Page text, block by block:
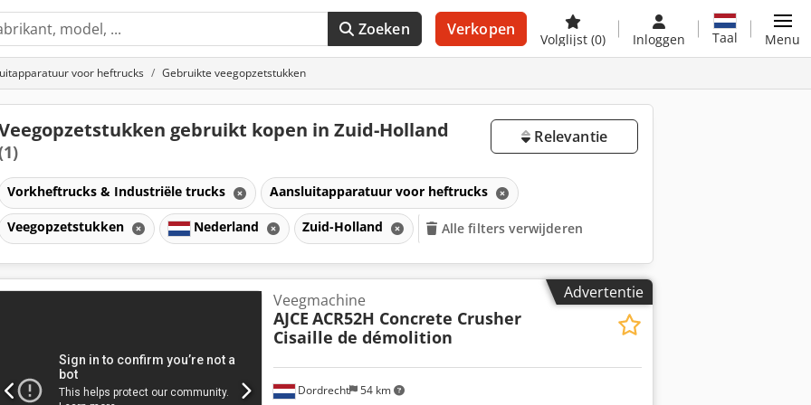
Zoeken Verkopen
Volglijst (0) Inloggen Taal Menu
voor heftrucks Gebruikte veegopzetstukken
gebruikt kopen in Zuid-Holland Relevantie
Vorkheftrucks & Industriële trucks Aansluitapparatuur voor heftrucks
Veegopzetstukken Nederland Zuid-Holland Alle filters verwijderen
Advertentie
Dordrecht 54 km
Veegmachine
AJCE ACR52H Concrete Crusher
Cisaille de démolition